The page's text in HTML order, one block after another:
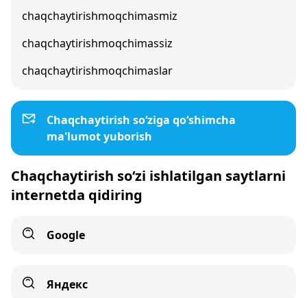
chaqchaytirishmoqchimasmiz
chaqchaytirishmoqchimassiz
chaqchaytirishmoqchimaslar
Chaqchaytirish so‘ziga qo‘shimcha
ma'lumot yuborish
Chaqchaytirish so‘zi ishlatilgan saytlarni
internetda qidiring
Google
Яндекс